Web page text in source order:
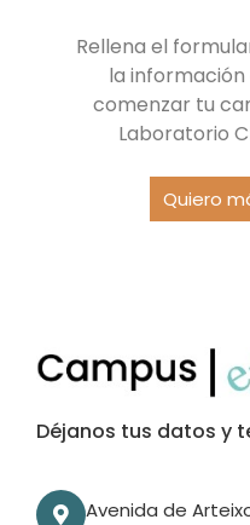
Rellena el
la
comenzar tu
Laboratorio
Quiero
Déjanos tus datos y
Avenida de